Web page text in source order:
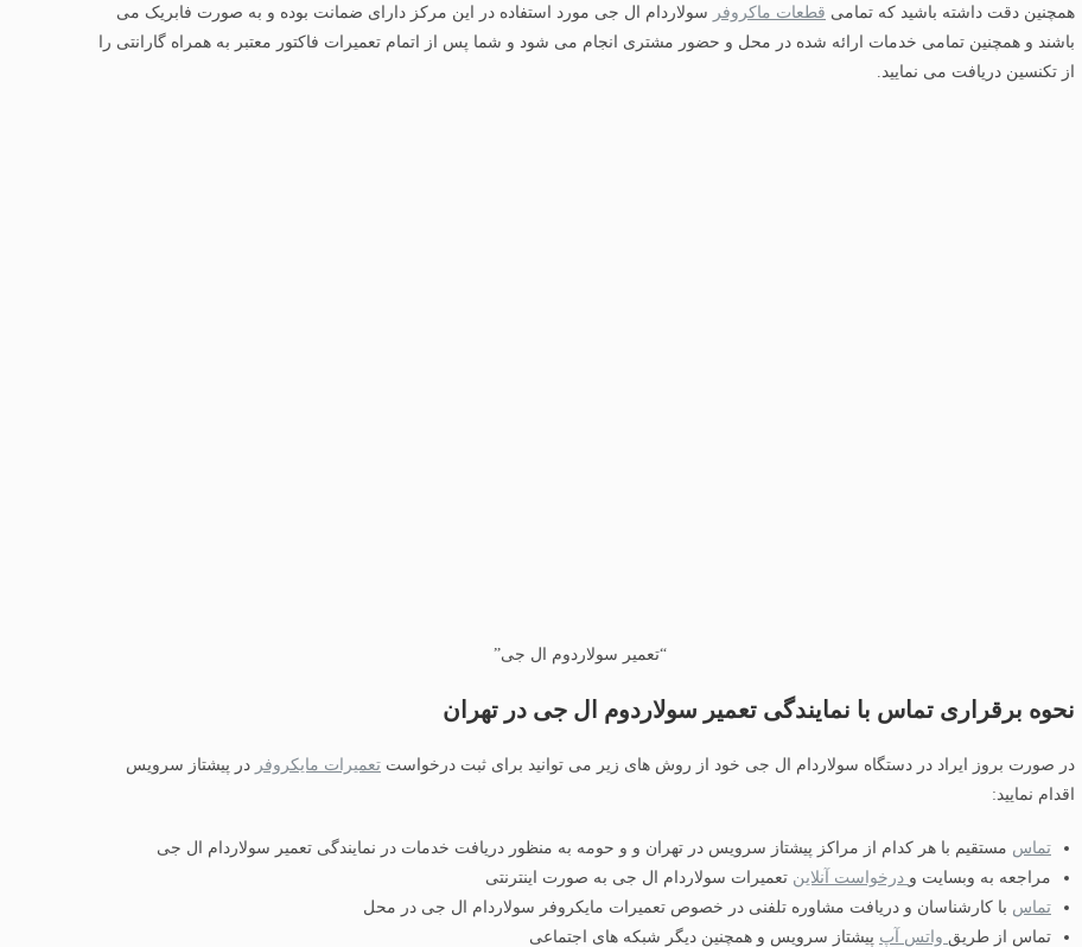
همچنین دقت داشته باشید که تمامی قطعات ماکروفر سولاردام ال جی مورد استفاده در این مرکز دارای ضمانت بوده و به صورت فابریک می
باشند و همچنین تمامی خدمات ارائه شده در محل و حضور مشتری انجام می شود و شما پس از اتمام تعمیرات فاکتور معتبر به همراه گارانتی را
از تکنسین دریافت می نمایید.
“تعمیر سولاردوم ال جی”
نحوه برقراری تماس با نمایندگی تعمیر سولاردوم ال جی در تهران
در صورت بروز ایراد در دستگاه سولاردام ال جی خود از روش های زیر می توانید برای ثبت درخواست تعمیرات مایکروفر در پیشتاز سرویس
اقدام نمایید:
تماس مستقیم با هر کدام از مراکز پیشتاز سرویس در تهران و و حومه به منظور دریافت خدمات در نمایندگی تعمیر سولاردام ال جی
مراجعه به وبسایت و درخواست آنلاین تعمیرات سولاردام ال جی به صورت اینترنتی
تماس با کارشناسان و دریافت مشاوره تلفنی در خصوص تعمیرات مایکروفر سولاردام ال جی در محل
تماس از طریق واتس آپ پیشتاز سرویس و همچنین دیگر شبکه های اجتماعی